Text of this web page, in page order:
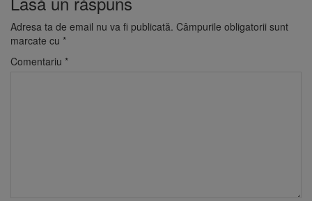
Adresa ta de email nu va fi publicată. Câmpurile obligatorii sunt
marcate cu *
Comentariu *